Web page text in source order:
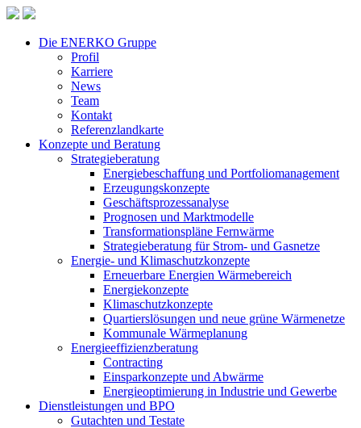
Die ENERKO Gruppe
Profil
Karriere
News
Team
Kontakt
Referenzlandkarte
Konzepte und Beratung
Strategieberatung
Energiebeschaffung und Portfoliomanagement
Erzeugungskonzepte
Geschäftsprozessanalyse
Prognosen und Marktmodelle
Transformationspläne Fernwärme
Strategieberatung für Strom- und Gasnetze
Energie- und Klimaschutzkonzepte
Erneuerbare Energien Wärmebereich
Energiekonzepte
Klimaschutzkonzepte
Quartierslösungen und neue grüne Wärmenetze
Kommunale Wärmeplanung
Energieeffizienzberatung
Contracting
Einsparkonzepte und Abwärme
Energieoptimierung in Industrie und Gewerbe
Dienstleistungen und BPO
Gutachten und Testate